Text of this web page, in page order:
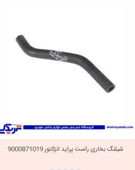
شیلنگ بخاری راست پراید انژکتور 9000871019